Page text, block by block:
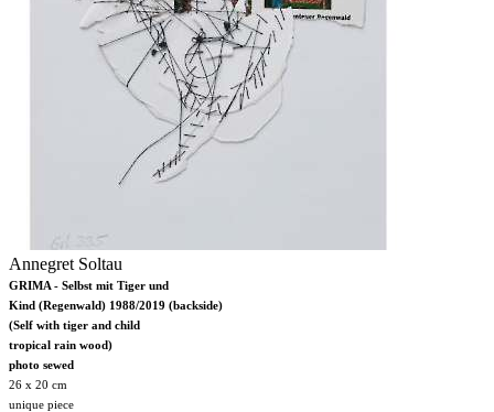
Annegret Soltau
GRIMA - Selbst mit Tiger und
Kind (Regenwald) 1988/2019 (backside)
(Self with tiger and child
tropical rain wood)
photo sewed
26 x 20 cm
unique piece